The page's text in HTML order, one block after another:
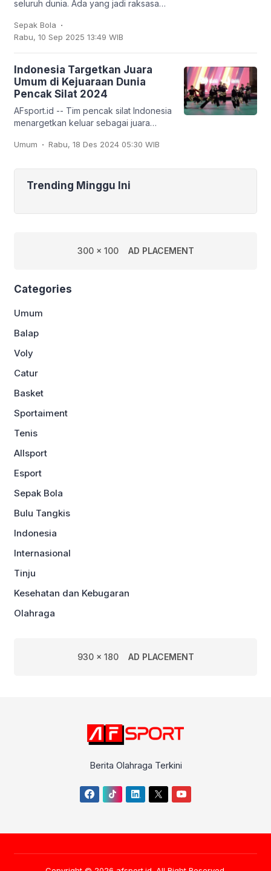
seluruh dunia. Ada yang jadi raksasa
Argentina, hingga Prancis, tapi ada juga
tim
Sepak Bola .
Rabu, 10 Sep 2025 13:49 WIB
Indonesia Targetkan Juara
Umum di Kejuaraan Dunia
Pencak Silat 2024
AFsport.id -- Tim pencak silat Indonesia
menargetkan keluar sebagai juara
Silat ke-20 dan Kejuaraan Dunia
Umum . Rabu, 18 Des 2024 05:30 WIB
Trending Minggu Ini
300 x 100 AD PLACEMENT
Categories
Umum
Balap
Voly
Catur
Basket
Sportaiment
Tenis
Allsport
Esport
Sepak Bola
Bulu Tangkis
Indonesia
Internasional
Tinju
Kesehatan dan Kebugaran
Olahraga
930 x 180 AD PLACEMENT
Berita Olahraga Terkini